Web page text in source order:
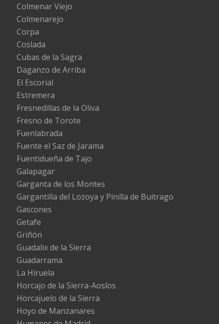
Colmenar Viejo
Colmenarejo
Corpa
Coslada
Cubas de la Sagra
Daganzo de Arriba
El Escorial
Estremera
Fresnedillas de la Oliva
Fresno de Torote
Fuenlabrada
Fuente el Saz de Jarama
Fuentidueña de Tajo
Galapagar
Garganta de los Montes
Gargantilla del Lozoya y Pinilla de Buitrago
Gascones
Getafe
Griñón
Guadalix de la Sierra
Guadarrama
La Hiruela
Horcajo de la Sierra-Aoslos
Horcajuelo de la Sierra
Hoyo de Manzanares